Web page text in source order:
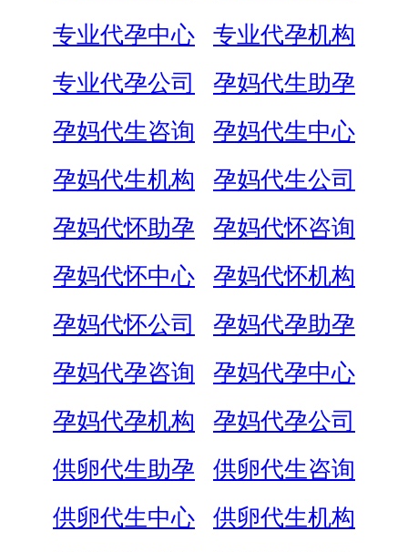
专业代孕中心
专业代孕机构
专业代孕公司
孕妈代生助孕
孕妈代生咨询
孕妈代生中心
孕妈代生机构
孕妈代生公司
孕妈代怀助孕
孕妈代怀咨询
孕妈代怀中心
孕妈代怀机构
孕妈代怀公司
孕妈代孕助孕
孕妈代孕咨询
孕妈代孕中心
孕妈代孕机构
孕妈代孕公司
供卵代生助孕
供卵代生咨询
供卵代生中心
供卵代生机构